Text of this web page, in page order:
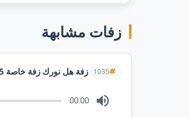
زفات مشابهة
1035 زفة هل نورك زفة خاصة 2025
00:00